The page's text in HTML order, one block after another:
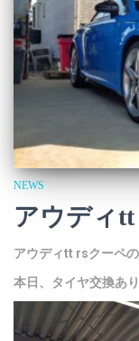
NEWS
アウディ
アウディtt rsクーペ
本日、タイヤ交換あ